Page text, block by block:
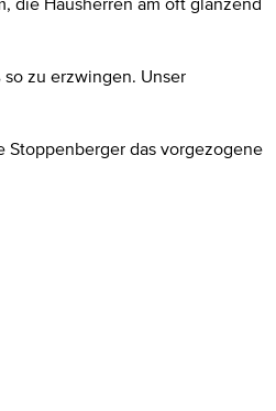
zu erzwingen. Unser
Stoppenberger das vorgezogene